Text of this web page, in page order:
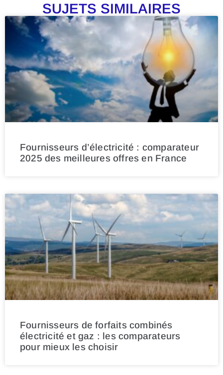
SUJETS SIMILAIRES
Fournisseurs d’électricité : comparateur
2025 des meilleures offres en France
Fournisseurs de forfaits combinés
électricité et gaz : les comparateurs
pour mieux les choisir